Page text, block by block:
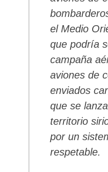
el Medio
que podría
campaña
aviones de
enviados
que se
territorio
por un
respetable.